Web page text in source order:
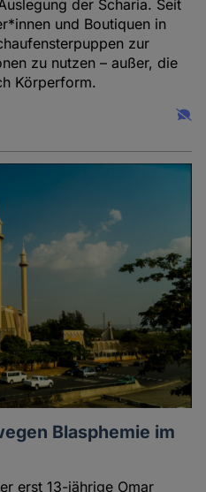
der Scharia. Seit
und Boutiquen in
zur
zu nutzen – außer, die
Körperform.
Blasphemie im
erst 13-jährige Omar